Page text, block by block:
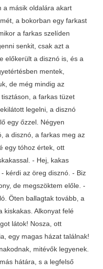
a másik oldalára akart
a bokorban egy farkast
a farkas szelíden
senkit, csak azt a
előkerült a disznó is, és a
mentek,
de még mindig az
a farkas tüzet
legelni, a disznó
egy őzzel. Négyen
a disznó, a farkas meg az
egy tóhoz értek, ott
- Hej, kakas
kérdi az öreg disznó. - Biz
de megszöktem előle. -
Öten ballagtak tovább, a
kiskakas. Alkonyat felé
látok! Nosza, ott
egy magas házat találnak!
mitévők legyenek.
hátára, s a legfelső